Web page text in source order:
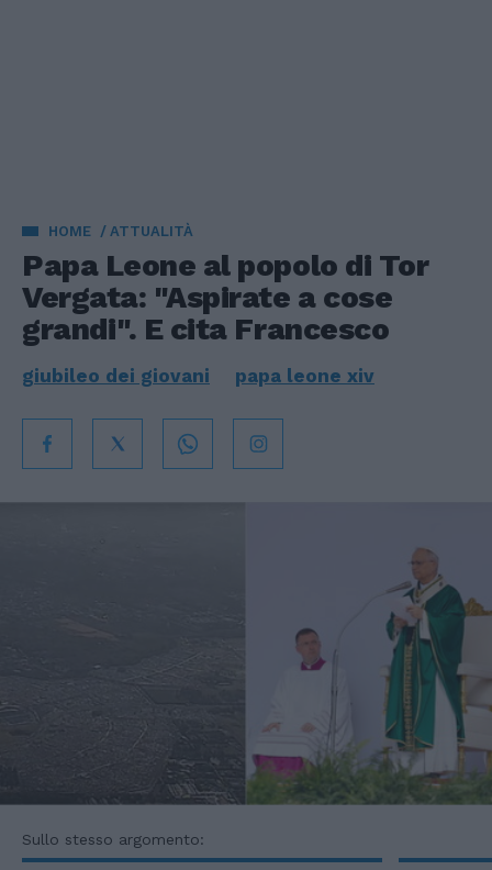
HOME ATTUALITÀ
Papa Leone al popolo di Tor
Vergata: "Aspirate a cose
grandi". E cita Francesco
giubileo dei giovani papa leone xiv
Sullo stesso argomento: